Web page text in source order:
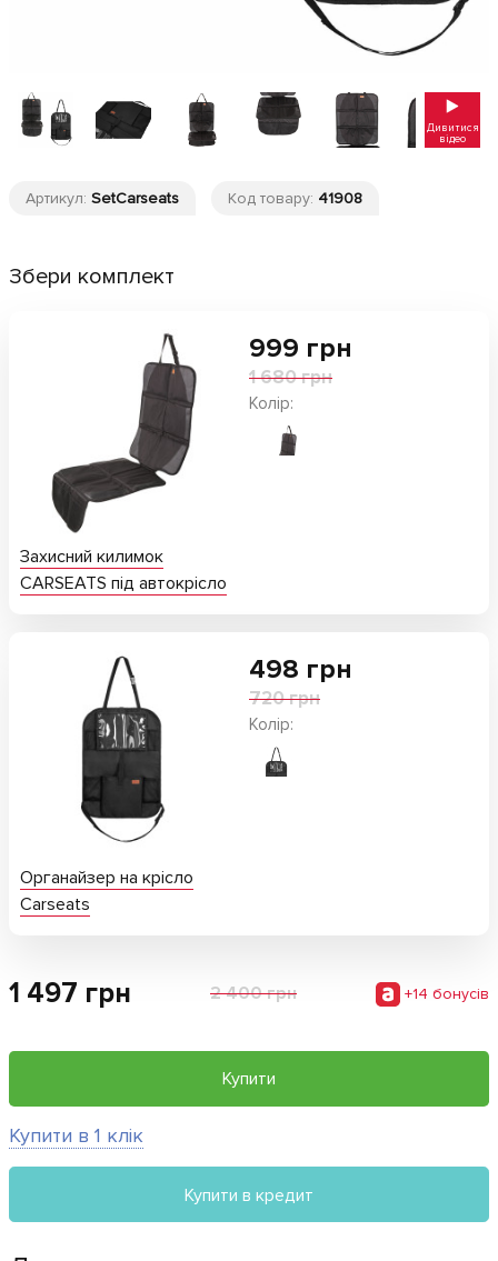
Дивитися
відео
Артикул: SetCarseats Код товару: 41908
Збери комплект
Захисний килимок
CARSEATS під автокрісло
999 грн
1 680 грн
Колір:
Органайзер на крісло
Carseats
498 грн
720 грн
Колір:
1 497 грн 2 400 грн +14 бонусiв
Купити
Купити в 1 клік
Купити в кредит